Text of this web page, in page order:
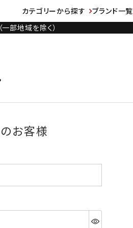
カテゴリーから探す ブランド一覧
部地域を除く）
お客様